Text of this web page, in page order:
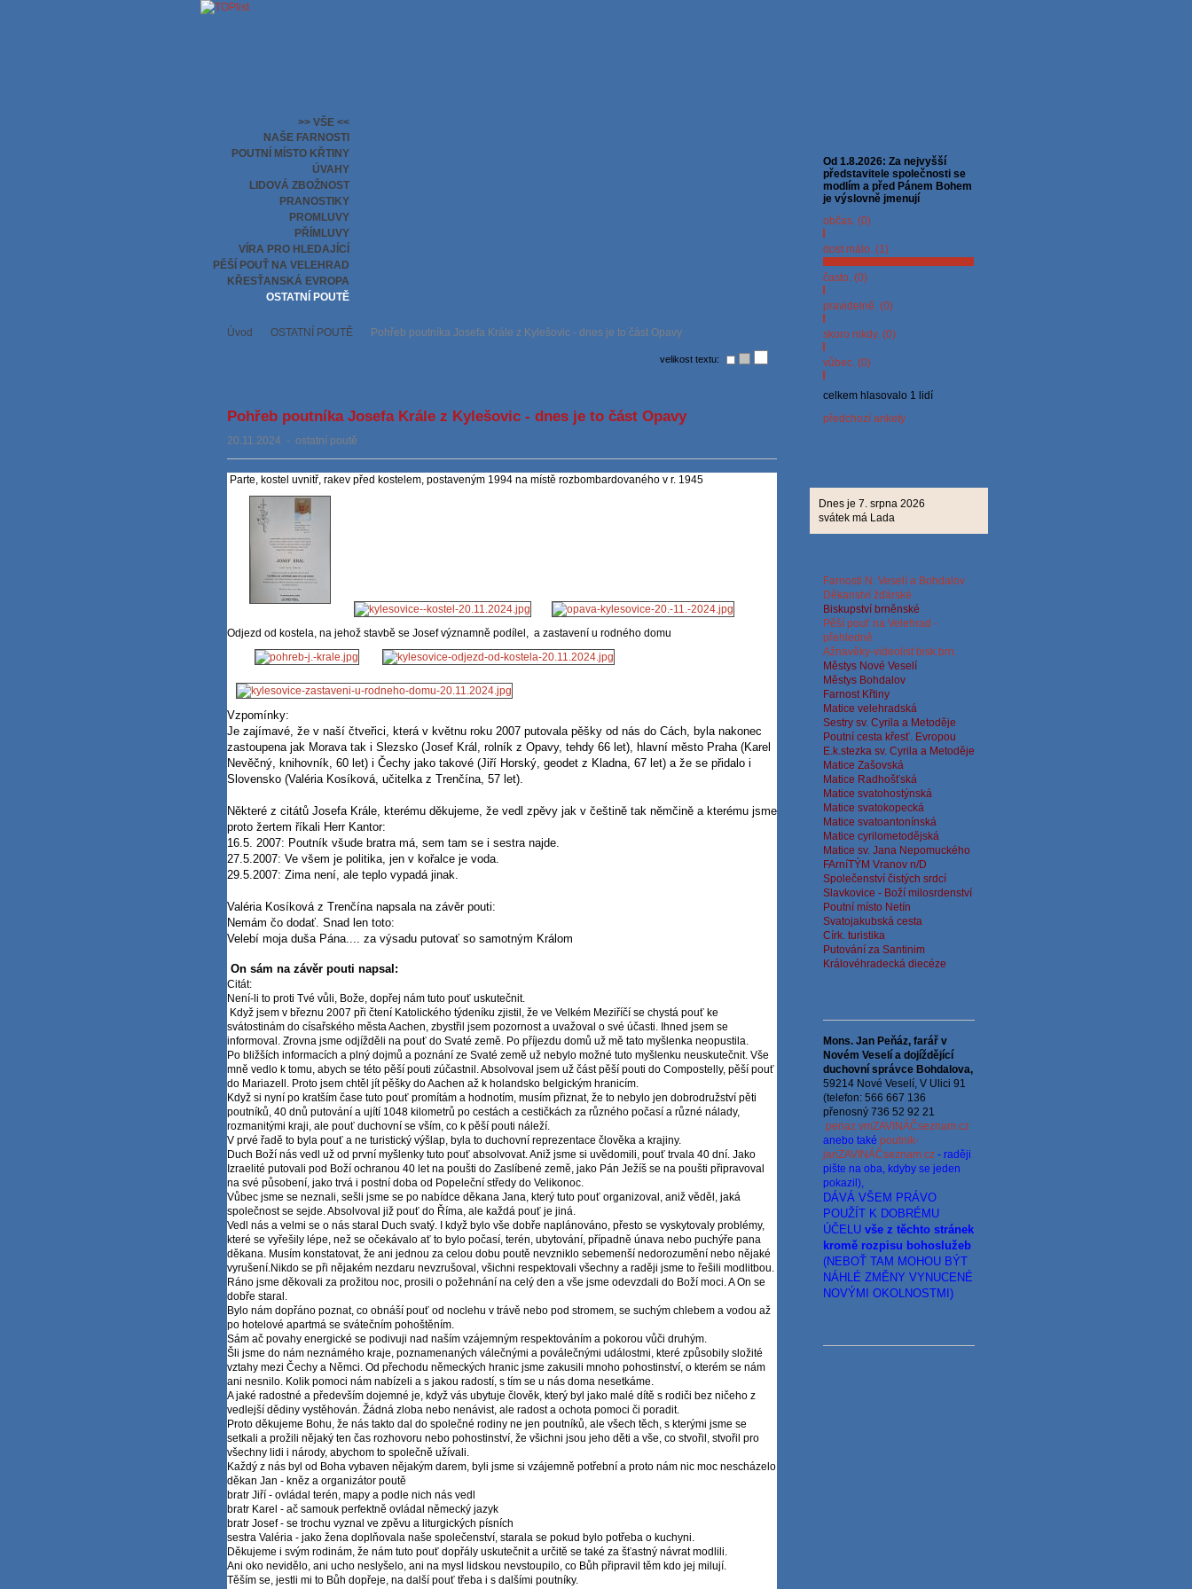
>> VŠE <<
NAŠE FARNOSTI
POUTNÍ MÍSTO KŘTINY
ÚVAHY
LIDOVÁ ZBOŽNOST
PRANOSTIKY
PROMLUVY
PŘÍMLUVY
VÍRA PRO HLEDAJÍCÍ
PĚŠÍ POUŤ NA VELEHRAD
KŘESŤANSKÁ EVROPA
OSTATNÍ POUTĚ
Úvod OSTATNÍ POUTĚ Pohřeb poutníka Josefa Krále z Kylešovic - dnes je to část Opavy
velikost textu:
Pohřeb poutníka Josefa Krále z Kylešovic - dnes je to část Opavy
20.11.2024 - ostatní poutě
Parte, kostel uvnitř, rakev před kostelem, postaveným 1994 na místě rozbombardovaného v r. 1945
Odjezd od kostela, na jehož stavbě se Josef významně podílel, a zastavení u rodného domu
Vzpomínky:
Je zajímavé, že v naší čtveřici, která v květnu roku 2007 putovala pěšky od nás do Cách, byla nakonec
zastoupena jak Morava tak i Slezsko (Josef Král, rolník z Opavy, tehdy 66 let), hlavní město Praha (Karel
Nevěčný, knihovník, 60 let) i Čechy jako takové (Jiří Horský, geodet z Kladna, 67 let) a že se přidalo i
Slovensko (Valéria Kosíková, učitelka z Trenčína, 57 let).
Některé z citátů Josefa Krále, kterému děkujeme, že vedl zpěvy jak v češtině tak němčině a kterému jsme
proto žertem říkali Herr Kantor:
16.5. 2007: Poutník všude bratra má, sem tam se i sestra najde.
27.5.2007: Ve všem je politika, jen v kořalce je voda.
29.5.2007: Zima není, ale teplo vypadá jinak.
Valéria Kosíková z Trenčína napsala na závěr pouti:
Nemám čo dodať. Snad len toto:
Velebí moja duša Pána.... za výsadu putovať so samotným Králom
On sám na závěr pouti napsal:
Citát:
Není­-li to proti Tvé vůli, Bože, dopřej nám tuto pouť uskutečnit.
Když jsem v březnu 2007 při čtení­ Katolického týdení­ku zjistil, že ve Velkém Meziří­čí­ se chystá pouť ke
svátostinám do cí­sařského města Aachen, zbystřil jsem pozornost a uvažoval o své účasti. Ihned jsem se
informoval. Zrovna jsme odjí­žděli na pouť do Svaté země. Po pří­jezdu domů už mě tato myšlenka neopustila.
Po bližší­ch informací­ch a plný dojmů a poznání­ ze Svaté země už nebylo možné tuto myšlenku neuskutečnit. Vše
mně vedlo k tomu, abych se této pěší­ pouti zúčastnil. Absolvoval jsem už část pěší­ pouti do Compostelly, pěší­ pouť
do Mariazell. Proto jsem chtěl jí­t pěšky do Aachen až k holandsko belgickým hranicí­m.
Když si nyní­ po kratší­m čase tuto pouť promí­tám a hodnotí­m, musí­m přiznat, že to nebylo jen dobrodružství­ pěti
poutní­ků, 40 dnů putování­ a ují­tí­ 1048 kilometrů po cestách a cestičkách za různého počasí­ a různé nálady,
rozmanitými kraji, ale pouť duchovní­ se vší­m, co k pěší­ pouti náleží­.
V prvé řadě to byla pouť a ne turistický výšlap, byla to duchovní­ reprezentace člověka a krajiny.
Duch Boží­ nás vedl už od první­ myšlenky tuto pouť absolvovat. Aniž jsme si uvědomili, pouť trvala 40 dní­. Jako
Izraelité putovali pod Boží­ ochranou 40 let na poušti do Zaslí­bené země, jako Pán Ježí­š se na poušti připravoval
na své působení­, jako trvá i postní­ doba od Popeleční­ středy do Velikonoc.
Vůbec jsme se neznali, sešli jsme se po nabí­dce děkana Jana, který tuto pouť organizoval, aniž věděl, jaká
společnost se sejde. Absolvoval již pouť do Ří­ma, ale každá pouť je jiná.
Vedl nás a velmi se o nás staral Duch svatý. I když bylo vše dobře naplánováno, přesto se vyskytovaly problémy,
které se vyřešily lépe, než se očekávalo ať to bylo počasí­, terén, ubytování­, pří­padně únava nebo puchýře pana
děkana. Musí­m konstatovat, že ani jednou za celou dobu poutě nevzniklo sebemenší­ nedorozumění­ nebo nějaké
vyrušení­.Nikdo se při nějakém nezdaru nevzrušoval, všichni respektovali všechny a raději jsme to řešili modlitbou.
Ráno jsme děkovali za prožitou noc, prosili o požehnání­ na celý den a vše jsme odevzdali do Boží­ moci. A On se
dobře staral.
Bylo nám dopřáno poznat, co obnáší­ pouť od noclehu v trávě nebo pod stromem, se suchým chlebem a vodou až
po hotelové apartmá se sváteční­m pohoštění­m.
Sám ač povahy energické se podivuji nad naší­m vzájemným respektování­m a pokorou vůči druhým.
Šli jsme do nám neznámého kraje, poznamenaných válečnými a poválečnými událostmi, které způsobily složité
vztahy mezi Čechy a Němci. Od přechodu německých hranic jsme zakusili mnoho pohostinství­, o kterém se nám
ani nesnilo. Kolik pomoci nám nabí­zeli a s jakou radostí­, s tí­m se u nás doma nesetkáme.
A jaké radostné a předevší­m dojemné je, když vás ubytuje člověk, který byl jako malé dí­tě s rodiči bez ničeho z
vedlejší­ dědiny vystěhován. Žádná zloba nebo nenávist, ale radost a ochota pomoci či poradit.
Proto děkujeme Bohu, že nás takto dal do společné rodiny ne jen poutní­ků, ale všech těch, s kterými jsme se
setkali a prožili nějaký ten čas rozhovoru nebo pohostinství­, že všichni jsou jeho děti a vše, co stvořil, stvořil pro
všechny lidi i národy, abychom to společně uží­vali.
Každý z nás byl od Boha vybaven nějakým darem, byli jsme si vzájemně potřební­ a proto nám nic moc nescházelo
děkan Jan - kněz a organizátor poutě
bratr Jiří­ - ovládal terén, mapy a podle nich nás vedl
bratr Karel - ač samouk perfektně ovládal německý jazyk
bratr Josef - se trochu vyznal ve zpěvu a liturgických pí­sní­ch
sestra Valéria - jako žena doplňovala naše společenství­, starala se pokud bylo potřeba o kuchyni.
Děkujeme i svým rodinám, že nám tuto pouť dopřály uskutečnit a určitě se také za šťastný návrat modlili.
Ani oko nevidělo, ani ucho neslyšelo, ani na mysl lidskou nevstoupilo, co Bůh připravil těm kdo jej milují­.
Těší­m se, jestli mi to Bůh dopřeje, na další­ pouť třeba i s další­mi poutní­ky.
Od 1.8.2026: Za nejvyšší
představitele společnosti se
modlím a před Pánem Bohem
je výslovně jmenují
občas. (0)
dost málo. (1)
často. (0)
pravidelně. (0)
skoro nikdy. (0)
vůbec. (0)
celkem hlasovalo 1 lidí
předchozí ankety
Dnes je 7. srpna 2026
svátek má Lada
Farnosti N. Veselí a Bohdalov
Děkanství žďárské
Biskupství brněnské
Pěší pouť na Velehrad -
přehledně
Ažnavěky-videolist bisk.brn.
Městys Nové Veselí
Městys Bohdalov
Farnost Křtiny
Matice velehradská
Sestry sv. Cyrila a Metoděje
Poutní cesta křesť. Evropou
E.k.stezka sv. Cyrila a Metoděje
Matice Zašovská
Matice Radhošťská
Matice svatohostýnská
Matice svatokopecká
Matice svatoantonínská
Matice cyrilometodějská
Matice sv. Jana Nepomuckého
FArníTÝM Vranov n/D
Společenství čistých srdcí
Slavkovice - Boží milosrdenství
Poutní místo Netín
Svatojakubská cesta
Círk. turistika
Putování za Santinim
Královéhradecká diecéze
Mons. Jan Peňáz, farář v
Novém Veselí a dojíždějící
duchovní správceBohdalova,
59214 Nové Veselí, V Ulici 91
(telefon: 566 667 136
přenosný 736 52 92 21
penaz.vmZAVINÁČseznam.cz
anebo také poutnik-
janZAVINÁČseznam.cz- raději
pište na oba, kdyby se jeden
pokazil),
DÁVÁ VŠEM PRÁVO
POUŽÍT K DOBRÉMU
ÚČELU vše z těchto stránek
kromě rozpisu bohoslužeb
(NEBOŤ TAM MOHOU BÝT
NÁHLÉ ZMĚNY VYNUCENÉ
NOVÝMI OKOLNOSTMI)